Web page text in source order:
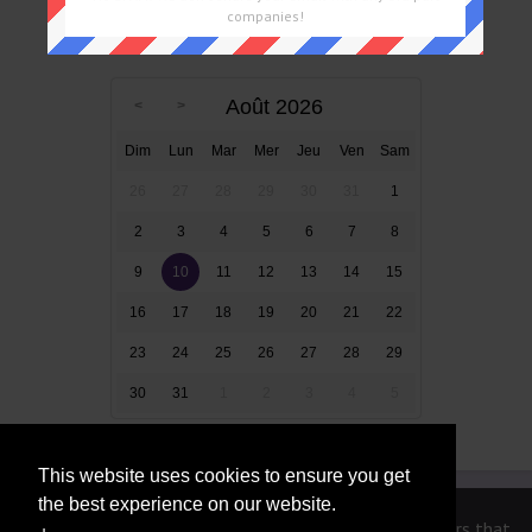
This website uses cookies to ensure you get
the best experience on our website.
Mots Croisés Par Date
Août 2026
Dim Lun Mar Mer Jeu Ven Sam
1
2 3 4 5 6 7 8
9 10 11 12 13 14 15
16 17 18 19 20 21 22
23 24 25 26 27 28 29
30 31
companies!